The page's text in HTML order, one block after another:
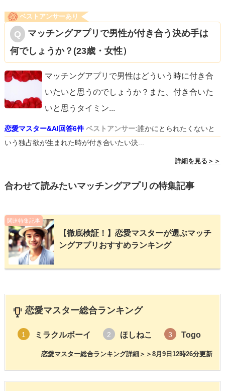
ベストアンサーあり
マッチングアプリで男性が付き合う決め手は
何でしょうか？(23歳・女性）
マッチングアプリで男性はどういう時に付き合
いたいと思うのでしょうか？また、付き合いた
いと思うタイミン...
恋愛マスター&AI回答6件 ベストアンサー:誰かにとられたくないと
いう独占欲が生まれた時が付き合いたい決...
詳細を見る＞＞
合わせて読みたいマッチングアプリの特集記事
関連特集記事
【徹底検証！】恋愛マスターが選ぶマッチ
ングアプリおすすめランキング
恋愛マスター総合ランキング
1 ミラクルボーイ 2 ほしねこ 3 Togo
8月9日12時26分更新
恋愛マスター総合ランキング詳細＞＞